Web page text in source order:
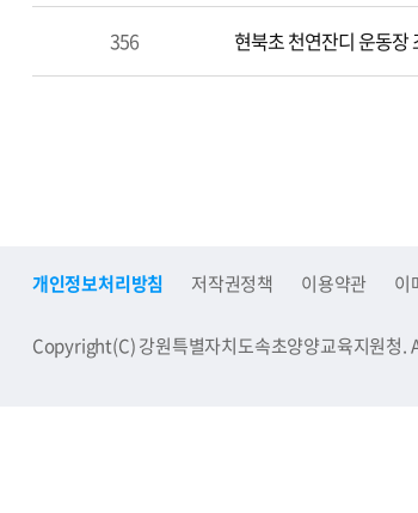
356 현북초 천연잔디 운동장
개인정보처리방침 저작권정책 이용약관 이
Copyright(C) 강원특별자치도속초양양교육지원청.